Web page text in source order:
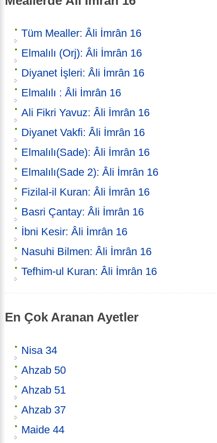
Tüm Mealler: Âli İmrân 16
Elmalılı (Orj): Âli İmrân 16
Diyanet İşleri: Âli İmrân 16
Elmalılı : Âli İmrân 16
Ali Fikri Yavuz: Âli İmrân 16
Diyanet Vakfi: Âli İmrân 16
Elmalılı(Sade): Âli İmrân 16
Elmalılı(Sade 2): Âli İmrân 16
Fizilal-il Kuran: Âli İmrân 16
Basri Çantay: Âli İmrân 16
İbni Kesir: Âli İmrân 16
Nasuhi Bilmen: Âli İmrân 16
Tefhim-ul Kuran: Âli İmrân 16
En Çok Aranan Ayetler
Nisa 34
Ahzab 50
Ahzab 51
Ahzab 37
Maide 44